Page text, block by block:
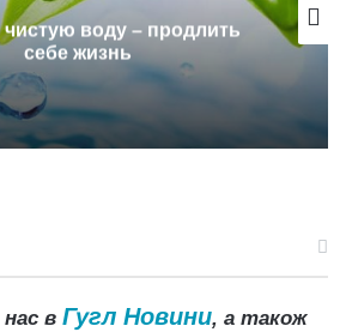
чистую воду – продлить
себе жизнь
в Гугл Новини, а також